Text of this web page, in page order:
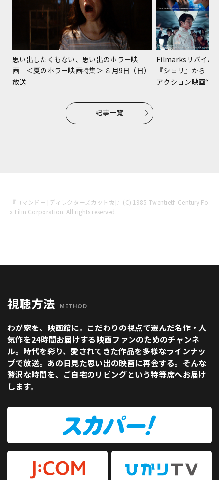
思い出したくもない、思い出のホラー映
画 ＜夏のホラー映画特集＞ ８月9日（日）
放送
Filmarksリバイバ
『シュリ』から『
アクション映画“躍
記事一覧
『コマンドー [ディレクターズカット版]』(C) 1985 Twentieth Century Fo
x Film Corporation. All rights reserved.
視聴方法 METHOD
わが家を、映画館に。こだわりの視点で選んだ名作・人
気作を24時間お届けする映画ファンのためのチャンネ
ル。時代を彩り、愛されてきた作品を多様なラインナッ
プで放送。あの日見た思い出の映画に再会する。そんな
贅沢な時間を、ご自宅のリビングという特等席へお届け
します。